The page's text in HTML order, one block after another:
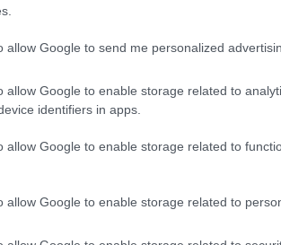
allow Google to send me personalized
allow Google to enable storage related to
identifiers in apps.
allow Google to enable storage related to
allow Google to enable storage related to
es csapatot birtokolni
hogy a Nemzetközi
birtokló tulajdonosokkal
feltéve, hogy megfelelő
– tette fel a kérdést az FIA-elnök